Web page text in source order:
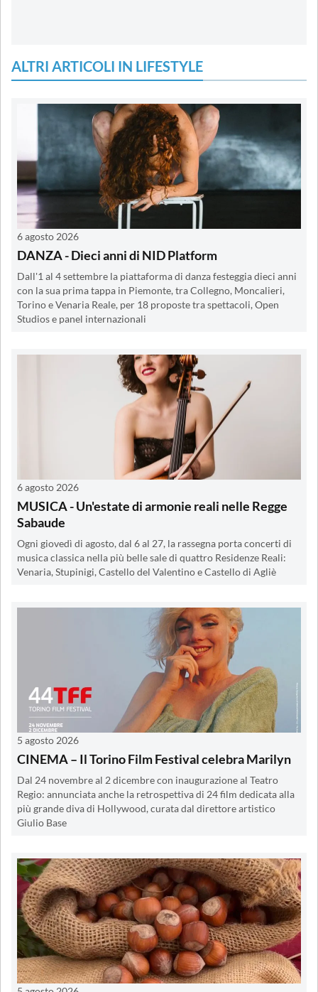
ALTRI ARTICOLI IN LIFESTYLE
6 agosto 2026
DANZA - Dieci anni di NID Platform
Dall'1 al 4 settembre la piattaforma di danza festeggia dieci anni
con la sua prima tappa in Piemonte, tra Collegno, Moncalieri,
Torino e Venaria Reale, per 18 proposte tra spettacoli, Open
Studios e panel internazionali
6 agosto 2026
MUSICA - Un'estate di armonie reali nelle Regge
Sabaude
Ogni giovedì di agosto, dal 6 al 27, la rassegna porta concerti di
musica classica nella più belle sale di quattro Residenze Reali:
Venaria, Stupinigi, Castello del Valentino e Castello di Agliè
5 agosto 2026
CINEMA – Il Torino Film Festival celebra Marilyn
Dal 24 novembre al 2 dicembre con inaugurazione al Teatro
Regio: annunciata anche la retrospettiva di 24 film dedicata alla
più grande diva di Hollywood, curata dal direttore artistico
Giulio Base